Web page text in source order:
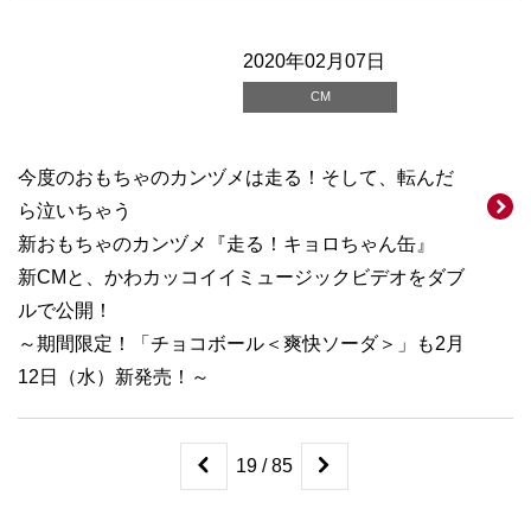
2020年02月07日
CM
今度のおもちゃのカンヅメは走る！そして、転んだ
ら泣いちゃう
新おもちゃのカンヅメ『走る！キョロちゃん缶』
新CMと、かわカッコイイミュージックビデオをダブ
ルで公開！
～期間限定！「チョコボール＜爽快ソーダ＞」も2月
12日（水）新発売！～
19 / 85